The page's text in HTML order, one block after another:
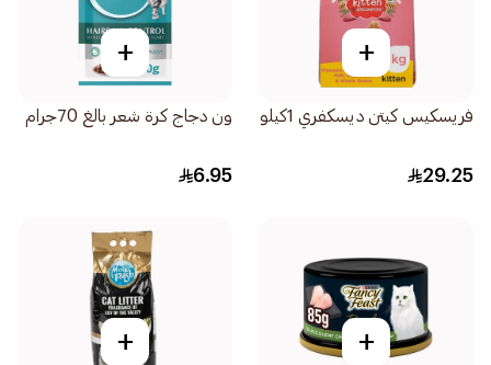
+
فريسكيس كيتن ديسكفري 1كيلو
29.25
+
ون دجاج كرة شعر بالغ 70جرام
6.95
+
+